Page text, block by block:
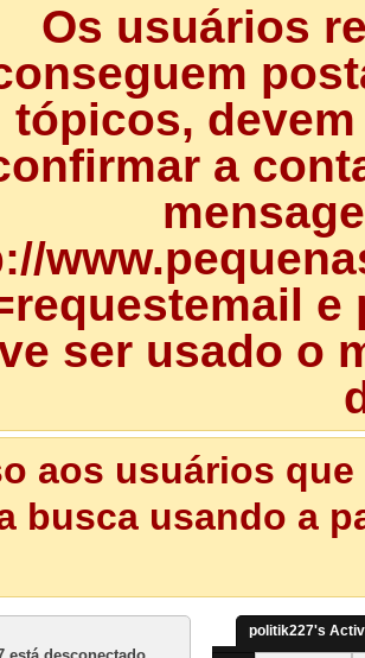
Os usuários
tópicos,
a
ser usado o
aos usuários
busca usando a
politik227's